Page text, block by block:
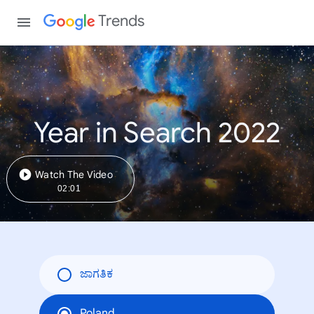
Trends
Year in Search 2022
Watch The Video
02:01
ಜಾಗತಿಕ